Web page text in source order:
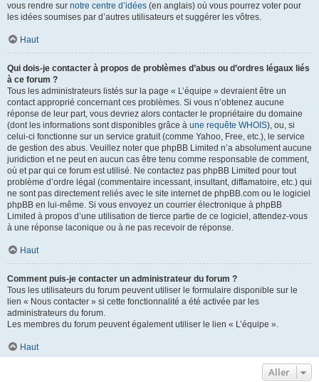
vous rendre sur notre centre d’idées (en anglais) où vous pourrez voter pour
les idées soumises par d’autres utilisateurs et suggérer les vôtres.
Haut
Qui dois-je contacter à propos de problèmes d’abus ou d’ordres légaux liés
à ce forum ?
Tous les administrateurs listés sur la page « L’équipe » devraient être un
contact approprié concernant ces problèmes. Si vous n’obtenez aucune
réponse de leur part, vous devriez alors contacter le propriétaire du domaine
(dont les informations sont disponibles grâce à une requête WHOIS), ou, si
celui-ci fonctionne sur un service gratuit (comme Yahoo, Free, etc.), le service
de gestion des abus. Veuillez noter que phpBB Limited n’a absolument aucune
juridiction et ne peut en aucun cas être tenu comme responsable de comment,
où et par qui ce forum est utilisé. Ne contactez pas phpBB Limited pour tout
problème d’ordre légal (commentaire incessant, insultant, diffamatoire, etc.) qui
ne sont pas directement reliés avec le site internet de phpBB.com ou le logiciel
phpBB en lui-même. Si vous envoyez un courrier électronique à phpBB
Limited à propos d’une utilisation de tierce partie de ce logiciel, attendez-vous
à une réponse laconique ou à ne pas recevoir de réponse.
Haut
Comment puis-je contacter un administrateur du forum ?
Tous les utilisateurs du forum peuvent utiliser le formulaire disponible sur le
lien « Nous contacter » si cette fonctionnalité a été activée par les
administrateurs du forum.
Les membres du forum peuvent également utiliser le lien « L’équipe ».
Haut
Aller